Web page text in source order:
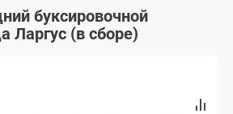
буксировочной
Ларгус (в сборе)